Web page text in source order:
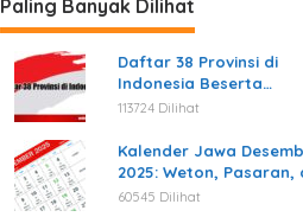
Paling Banyak Dilihat
Daftar 38 Provinsi di
Indonesia Beserta
Ibukotanya Terbaru
113724 Dilihat
Kalender Jawa
2025: Weton, Pasaran,
Hari Baik
60545 Dilihat